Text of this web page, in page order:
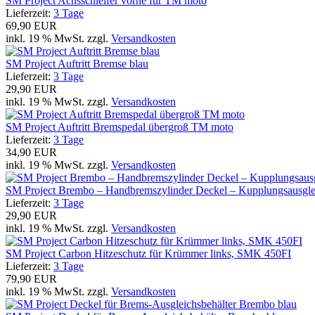
Lieferzeit: 3 Tage
69,90 EUR
inkl. 19 % MwSt. zzgl. Versandkosten
SM Project Auftritt Bremse blau
Lieferzeit: 3 Tage
29,90 EUR
inkl. 19 % MwSt. zzgl. Versandkosten
SM Project Auftritt Bremspedal übergroß TM moto
Lieferzeit: 3 Tage
34,90 EUR
inkl. 19 % MwSt. zzgl. Versandkosten
SM Project Brembo – Handbremszylinder Deckel –
Lieferzeit: 3 Tage
29,90 EUR
inkl. 19 % MwSt. zzgl. Versandkosten
SM Project Carbon Hitzeschutz für Krümmer links, SMK 450FI
Lieferzeit: 3 Tage
79,90 EUR
inkl. 19 % MwSt. zzgl. Versandkosten